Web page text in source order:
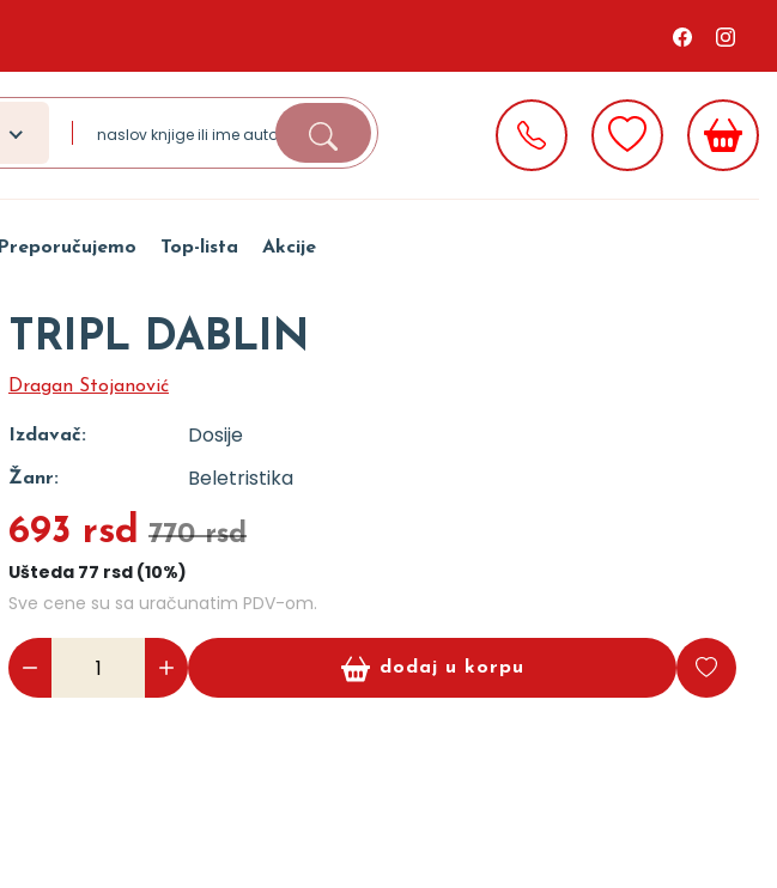
Preporučujemo Top-lista Akcije
TRIPL DABLIN
Dragan Stojanović
Izdavač: Dosije
Žanr: Beletristika
693 rsd 770 rsd
Ušteda 77 rsd (10%)
Sve cene su sa uračunatim PDV-om.
dodaj u korpu